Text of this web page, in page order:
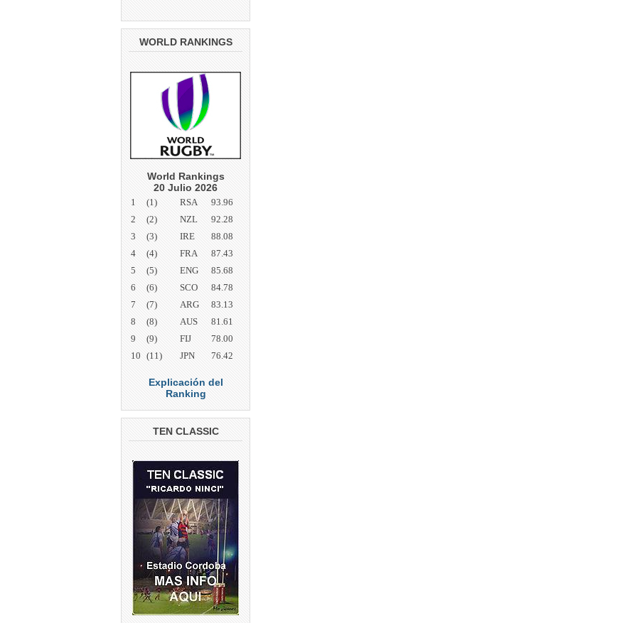
WORLD RANKINGS
World Rankings
20 Julio 2026
1 (1) RSA
93.96
2
(2) NZL
92.28
3
(3) IRE
88.08
4
(4) FRA
87.43
5
(5) ENG
85.68
6
(6) SCO
84.78
7
(7) ARG
83.13
8
(8) AUS
81.61
9
(9) FIJ
78.00
10 (11) JPN 76.42
Explicación del
Ranking
TEN CLASSIC